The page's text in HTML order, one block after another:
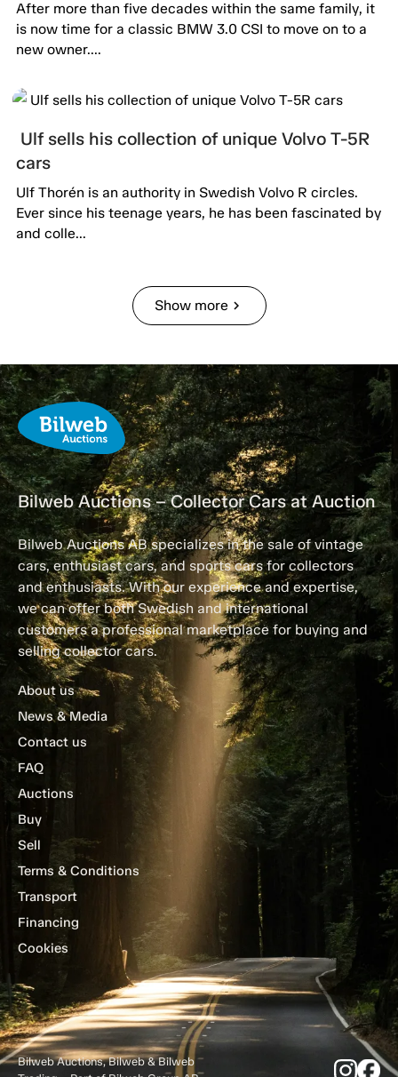
After more than five decades within the same family, it
is now time for a classic BMW 3.0 CSI to move on to a
new owner....
Ulf sells his collection of unique Volvo T-5R
cars
Ulf Thorén is an authority in Swedish Volvo R circles.
Ever since his teenage years, he has been fascinated by
and colle...
Show morechevron_right
Bilweb Auctions – Collector Cars at Auction
Bilweb Auctions AB specializes in the sale of vintage
cars, enthusiast cars, and sports cars for collectors
and enthusiasts. With our experience and expertise,
we can offer both Swedish and international
customers a professional marketplace for buying and
selling collector cars.
About us
News & Media
Contact us
FAQ
Auctions
Buy
Sell
Terms & Conditions
Transport
Financing
Cookies
Bilweb Auctions, Bilweb & Bilweb